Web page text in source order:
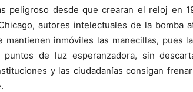
peligroso desde que crearan el reloj en
autores intelectuales de la bomba
mantienen inmóviles las manecillas, pues
puntos de luz esperanzadora, sin
y las ciudadanías consigan